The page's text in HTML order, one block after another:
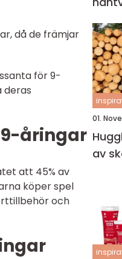
då de främjar
för 9-
deras
åringar
att 45% av
köper spel
och
01.
av